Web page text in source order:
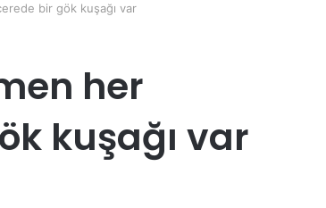
bir gök kuşağı var
her
kuşağı var